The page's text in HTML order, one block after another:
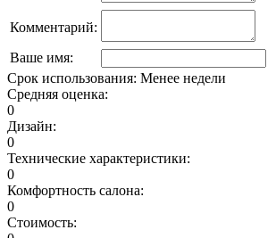
Комментарий:
Ваше имя:
Срок использования: Менее недели
Средняя оценка:
0
Дизайн:
0
Технические характеристики:
0
Комфортность салона:
0
Стоимость: